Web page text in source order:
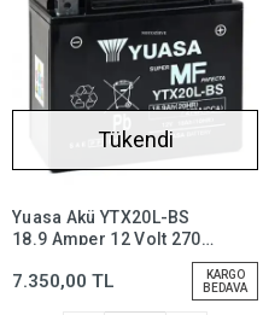
Tükendi
Yuasa Akü YTX20L-BS
18.9 Amper 12 Volt 270
Aküsü (Bakım
Gerektirmez),ytx20lbs
7.350,00 TL
KARGO
BEDAVA